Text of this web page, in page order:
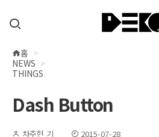
현
재
치
홈
NEWS
THINGS
Dash Button
차주헌 기 2015-07-28